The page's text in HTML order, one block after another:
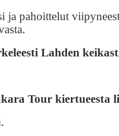
ja pahoittelut
Lahden
Tour kiertueesta